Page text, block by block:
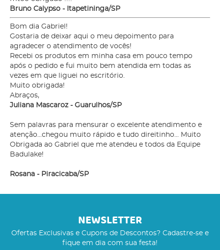
Bruno Calypso - Itapetininga/SP
Bom dia Gabriel!
Gostaria de deixar aqui o meu depoimento para
agradecer o atendimento de vocês!
Recebi os produtos em minha casa em pouco tempo
após o pedido e fui muito bem atendida em todas as
vezes em que liguei no escritório.
Muito obrigada!
Abraços,
Juliana Mascaroz - Guarulhos/SP
Sem palavras para mensurar o excelente atendimento e
atenção...chegou muito rápido e tudo direitinho... Muito
Obrigada ao Gabriel que me atendeu e todos da Equipe
Badulake!
Rosana - Piracicaba/SP
NEWSLETTER
Ofertas Exclusivas e Cupons de Descontos? Cadastre-se e
fique em dia com sua festa!